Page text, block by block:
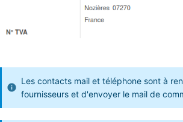
Les contacts mail et téléphone sont à
fournisseurs et d'envoyer le mail de